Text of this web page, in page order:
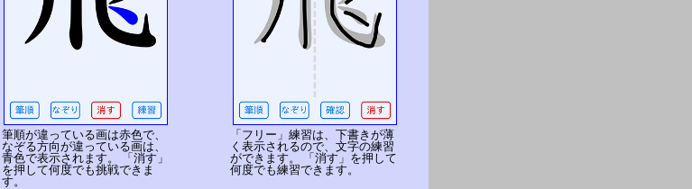
筆順が違っている画は赤色で、
なぞる方向が違っている画は、
青色で表示されます。 「消す」
を押して何度でも挑戦できま
す。
「フリー」練習は、下書きが薄
く表示されるので、文字の練習
ができます。 「消す」を押して
何度でも練習できます。